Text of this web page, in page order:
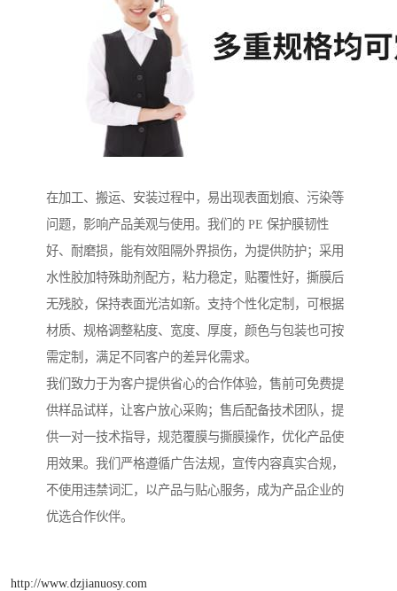
在加工、搬运、安装过程中，易出现表面划痕、污染等
问题，影响产品美观与使用。我们的 PE 保护膜韧性
好、耐磨损，能有效阻隔外界损伤，为提供防护；采用
水性胶加特殊助剂配方，粘力稳定，贴覆性好，撕膜后
无残胶，保持表面光洁如新。支持个性化定制，可根据
材质、规格调整粘度、宽度、厚度，颜色与包装也可按
需定制，满足不同客户的差异化需求。
我们致力于为客户提供省心的合作体验，售前可免费提
供样品试样，让客户放心采购；售后配备技术团队，提
供一对一技术指导，规范覆膜与撕膜操作，优化产品使
用效果。我们严格遵循广告法规，宣传内容真实合规，
不使用违禁词汇，以产品与贴心服务，成为产品企业的
优选合作伙伴。
http://www.dzjianuosy.com